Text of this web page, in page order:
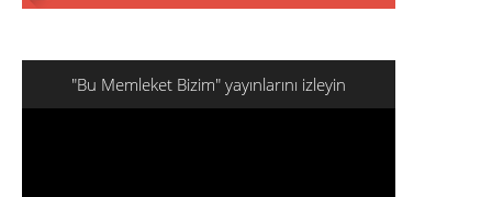
"Bu Memleket Bizim" yayınlarını izleyin